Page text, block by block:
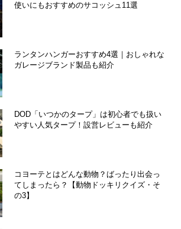
使いにもおすすめのサコッシュ11選
ランタンハンガーおすすめ4選｜おしゃれな
ガレージブランド製品も紹介
DOD「いつかのタープ」は初心者でも扱い
やすい人気タープ！設営レビューも紹介
コヨーテとはどんな動物？ばったり出会っ
てしまったら？【動物ドッキリクイズ・そ
の3】